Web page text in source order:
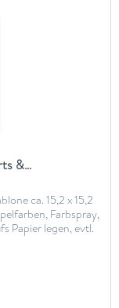
&...
ca. 15,2 x 15,2
Farbspray,
Papier legen, evtl.